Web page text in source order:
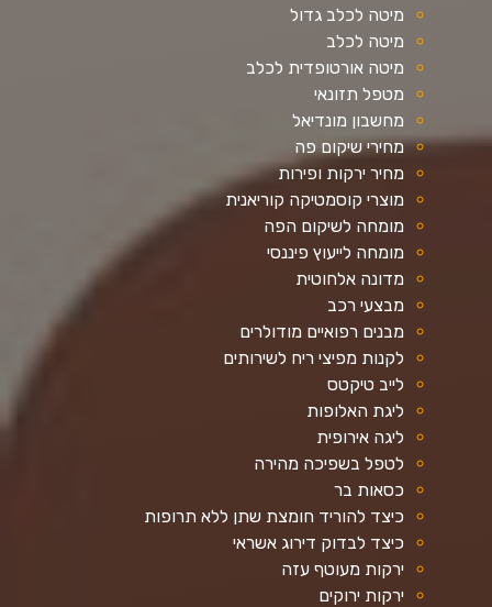
מיטה לכלב גדול
מיטה לכלב
מיטה אורטופדית לכלב
מטפל תזונאי
מחשבון מונדיאל
מחירי שיקום פה
מחיר ירקות ופירות
מוצרי קוסמטיקה קוריאנית
מומחה לשיקום הפה
מומחה לייעוץ פיננסי
מדונה אלחוטית
מבצעי רכב
מבנים רפואיים מודולרים
לקנות מפיצי ריח לשירותים
לייב טיקטס
ליגת האלופות
ליגה אירופית
לטפל בשפיכה מהירה
כסאות בר
כיצד להוריד חומצת שתן ללא תרופות
כיצד לבדוק דירוג אשראי
ירקות מעוטף עזה
ירקות ירוקים